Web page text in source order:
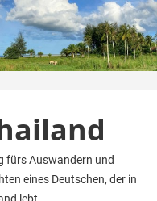
fürs Auswandern und
eines Deutschen, der in
lebt.